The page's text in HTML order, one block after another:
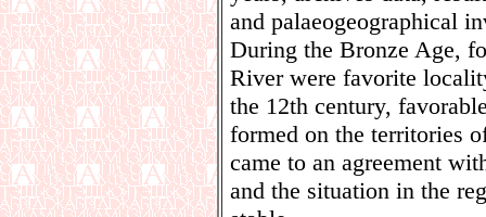
and palaeogeographical
During the Bronze Age,
River were favorite
the 12th century,
formed on the territories
came to an agreement
and the situation in the